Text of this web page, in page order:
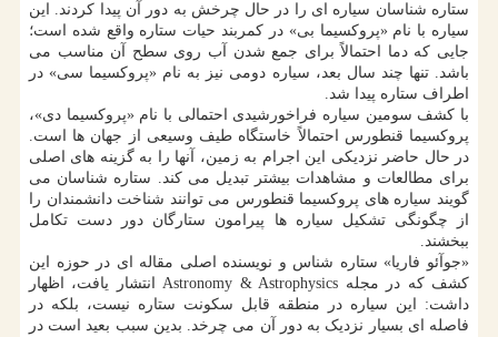
ستاره شناسان سیاره ای را در حال چرخش به دور آن پیدا کردند. این
سیاره با نام «پروکسیما بی» در کمربند حیات ستاره واقع شده است؛
جایی که دما احتمالاً برای جمع شدن آب روی سطح آن مناسب می
باشد. تنها چند سال بعد، سیاره دومی نیز به نام «پروکسیما سی» در
اطراف ستاره پیدا شد.
با کشف سومین سیاره فراخورشیدی احتمالی با نام «پروکسیما دی»،
پروکسیما قنطورس احتمالاً خاستگاه طیف وسیعی از جهان ها است.
در حال حاضر نزدیکی این اجرام به زمین، آنها را به گزینه های اصلی
برای مطالعات و مشاهدات بیشتر تبدیل می کند. ستاره شناسان می
گویند سیاره های پروکسیما قنطورس می توانند شناخت دانشمندان را
از چگونگی تشکیل سیاره ها پیرامون ستارگان دور دست تکامل
ببخشند.
«جوآئو فاریا» ستاره شناس و نویسنده اصلی مقاله ای در حوزه این
کشف که در مجله Astronomy & Astrophysics انتشار یافت، اظهار
داشت: این سیاره در منطقه قابل سکونت ستاره نیست، بلکه در
فاصله ای بسیار نزدیک به دور آن می چرخد. بدین سبب بعید است در